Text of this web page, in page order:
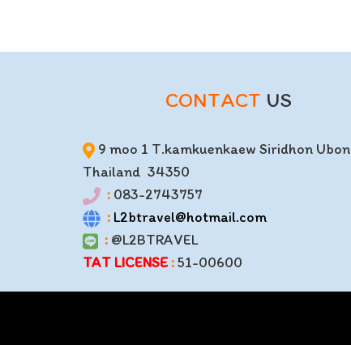
CONTACT US
9 moo 1 T.kamkuenkaew Siridhon Ubon
Thailand 34350
: 083-2743757
: L2btravel@hotmail.com
: @L2BTRAVEL
TAT LICENSE:51-00600